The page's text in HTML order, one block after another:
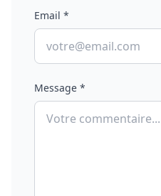
Email *
Message *